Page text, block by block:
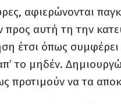
αφιερώνονται
αυτή τη την
έτσι όπως
το μηδέν.
προτιμούν να τα